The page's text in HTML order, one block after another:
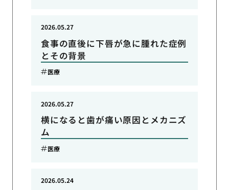
食事の直後に下唇が急に腫れた症例
とその背景
2026.05.27
医療
横になると歯が痛い原因とメカニズ
ム
2026.05.27
医療
2026.05.24